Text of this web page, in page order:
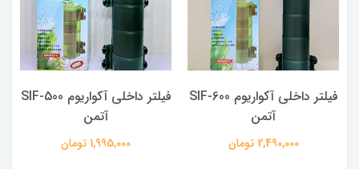
فیلتر داخلی آکواریوم SIF-600
آتمن
2,490,000 تومان
فیلتر داخلی آکواریوم SIF-500
آتمن
1,995,000 تومان